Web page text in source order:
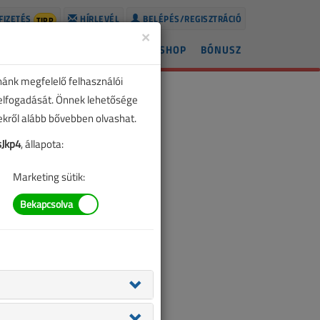
BELÉPÉS/REGISZTRÁCIÓ
HÍRLEVÉL
TIPP
BÓNUSZ
SHOP
×
megfelelő felhasználói
Önnek lehetősége
alább bővebben olvashat.
, állapota:
Marketing sütik: